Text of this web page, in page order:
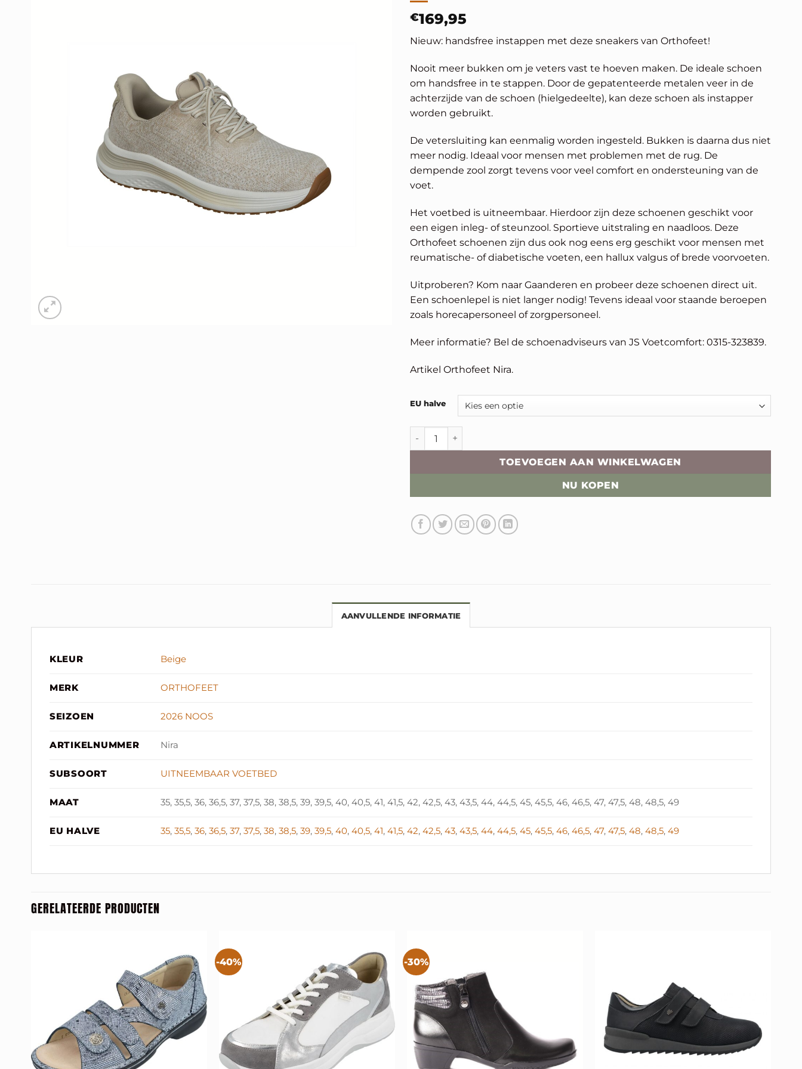
€169,95
Nieuw: handsfree instappen met deze sneakers van Orthofeet!
Nooit meer bukken om je veters vast te hoeven maken. De ideale schoen
om handsfree in te stappen. Door de gepatenteerde metalen veer in de
achterzijde van de schoen (hielgedeelte), kan deze schoen als instapper
worden gebruikt.
De vetersluiting kan eenmalig worden ingesteld. Bukken is daarna dus niet
meer nodig. Ideaal voor mensen met problemen met de rug. De
dempende zool zorgt tevens voor veel comfort en ondersteuning van de
voet.
Het voetbed is uitneembaar. Hierdoor zijn deze schoenen geschikt voor
een eigen inleg- of steunzool. Sportieve uitstraling en naadloos. Deze
Orthofeet schoenen zijn dus ook nog eens erg geschikt voor mensen met
reumatische- of diabetische voeten, een hallux valgus of brede voorvoeten.
Uitproberen? Kom naar Gaanderen en probeer deze schoenen direct uit.
Een schoenlepel is niet langer nodig! Tevens ideaal voor staande beroepen
zoals horecapersoneel of zorgpersoneel.
Meer informatie? Bel de schoenadviseurs van JS Voetcomfort: 0315-323839.
Artikel Orthofeet Nira.
EU halve
TOEVOEGEN AAN WINKELWAGEN
NU KOPEN
Alternative:
AANVULLENDE INFORMATIE
KLEUR Beige
MERK ORTHOFEET
SEIZOEN 2026 NOOS
ARTIKELNUMMER Nira
SUBSOORT UITNEEMBAAR VOETBED
MAAT 35, 35,5, 36, 36,5, 37, 37,5, 38, 38,5, 39, 39,5, 40, 40,5, 41, 41,5, 42, 42,5, 43, 43,5, 44, 44,5, 45, 45,5, 46, 46,5, 47, 47,5, 48, 48,5, 49
EU HALVE 35,35,5,36,36,5,37,37,5,38,38,5,39,39,5,40,40,5,41,41,5,42,42,5,43,43,5,44,44,5,45,45,5,46,46,5,47,47,5,48,48,5,49
GERELATEERDE PRODUCTEN
-40% -30%